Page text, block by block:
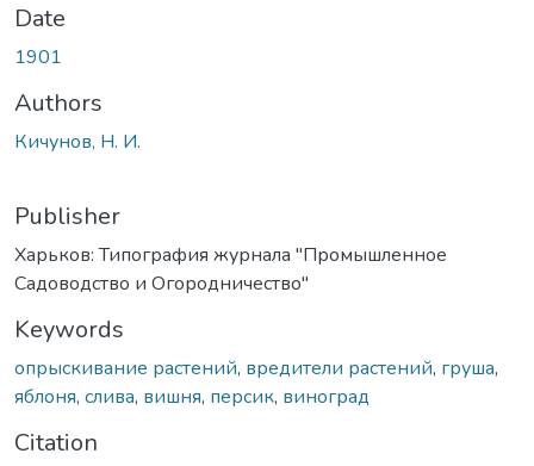
Date
1901
Authors
Кичунов, Н. И.
Publisher
Харьков: Типография журнала "Промышленное
Садоводство и Огородничество"
Keywords
опрыскивание растений, вредители растений, груша,
яблоня, слива, вишня, персик, виноград
Citation